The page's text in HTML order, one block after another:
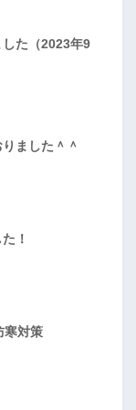
た（2023年9
ました＾＾
！
寒対策